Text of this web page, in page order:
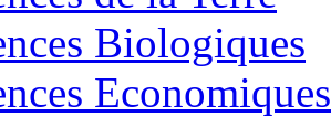
Biologiques
Economiques